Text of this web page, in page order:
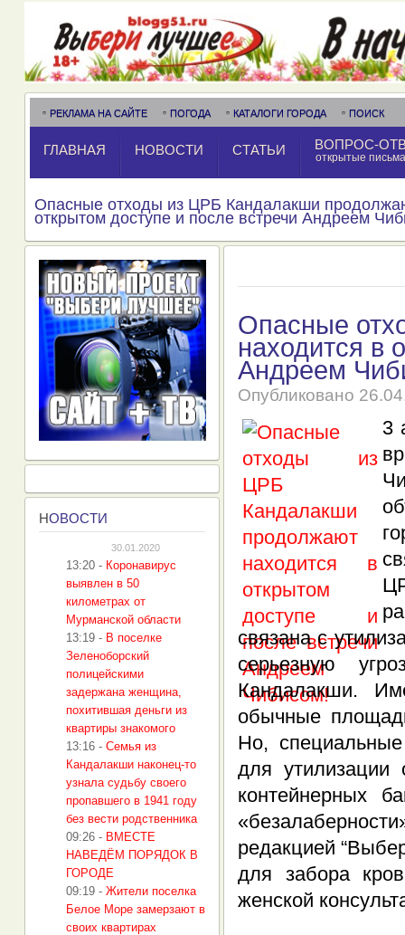
РЕКЛАМА НА САЙТЕ ПОГОДА КАТАЛОГИ ГОРОДА ПОИСК
ГЛАВНАЯ НОВОСТИ СТАТЬИ ВОПРОС-
открытые письма
Опасные отходы из ЦРБ Кандалакши
открытом доступе и после встречи Андреем
Опасные
находится в
Андреем
Опубликовано
3
связана с
серьезную
Кандалакши.
обычные
Но,
для утилизации
контейнерных
редакцией
для забора
женской
НОВОСТИ
30.01.2020
13:20 - Коронавирус
выявлен в 50
километрах от
Мурманской области
13:19 - В поселке
Зеленоборский
полицейскими
задержана женщина,
похитившая деньги из
квартиры знакомого
13:16 - Cемья из
Кандалакши наконец-то
узнала судьбу своего
пропавшего в 1941 году
без вести родственника
09:26 - ВМЕСТЕ
НАВЕДЁМ ПОРЯДОК В
ГОРОДЕ
09:19 - Жители поселка
Белое Море замерзают в
своих квартирах